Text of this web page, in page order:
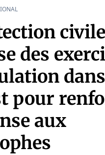
civile
des
pour
aux